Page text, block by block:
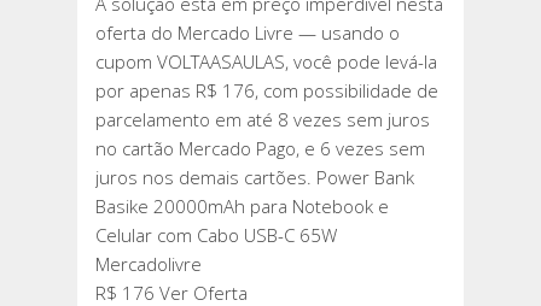
oferta do Mercado Livre — usando o
cupom VOLTAASAULAS, você pode levá-la
por apenas R$ 176, com possibilidade de
parcelamento em até 8 vezes sem juros
no cartão Mercado Pago, e 6 vezes sem
juros nos demais cartões. Power Bank
Basike 20000mAh para Notebook e
Celular com Cabo USB-C 65W
Mercadolivre
R$ 176 Ver Oferta